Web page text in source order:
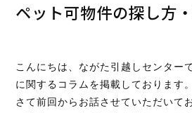
ペット可物件の探し方
こんにちは、ながた引越しセンター
に関するコラムを掲載しております。
さて前回からお話させていただいて